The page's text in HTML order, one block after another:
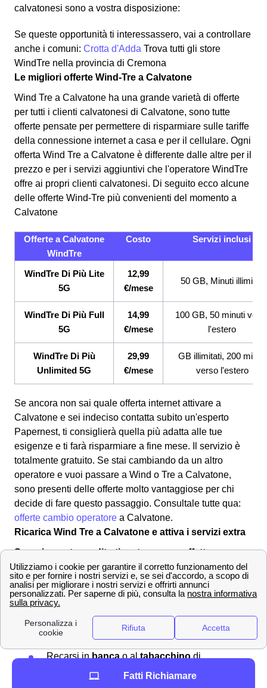
calvatonesi sono a vostra disposizione:
Se queste opportunità ti interessassero, vai a controllare
anche i comuni: Crotta d'Adda Trova tutti gli store
WindTre nella provincia di Cremona
Le migliori offerte Wind-Tre a Calvatone
Wind Tre a Calvatone ha una grande varietà di offerte
per tutti i clienti calvatonesi di Calvatone, sono tutte
offerte pensate per permettere di risparmiare sulle tariffe
della connessione internet a casa e per il cellulare. Ogni
offerta Wind Tre a Calvatone è differente dalle altre per il
prezzo e per i servizi aggiuntivi che l'operatore WindTre
offre ai propri clienti calvatonesi. Di seguito ecco alcune
delle offerte Wind-Tre più convenienti del momento a
Calvatone
Offerte a Calvatone
WindTre
Costo Servizi inclusi
WindTre Di Più Lite
5G
12,99
€/mese
50 GB, Minuti illimitati
WindTre Di Più Full
5G
14,99
€/mese
100 GB, 50 minuti
l'estero
WindTre Di Più
Unlimited 5G
29,99
€/mese
GB illimitati, 200 minuti
verso l'estero
Se ancora non sai quale offerta internet attivare a
Calvatone e sei indeciso contatta subito un'esperto
Papernest, ti consiglierà quella più adatta alle tue
esigenze e ti farà risparmiare a fine mese. Il servizio è
totalmente gratuito. Se stai cambiando da un altro
operatore e vuoi passare a Wind o Tre a Calvatone,
sono presenti delle offerte molto vantaggiose per chi
decide di fare questo passaggio. Consultale tutte qua:
offerte cambio operatore a Calvatone.
Ricarica Wind Tre a Calvatone e attiva i servizi extra
Scopri quanto credito ti resta e come effettuare una
ricarica con Wind-Tre a Calvatone
Ricaricareil proprio numero di telefono a Calvatone
significa rimediare ad un credito residuo troppo basso o
inesistente sulla vostra sim Wind-Tre. Per effettuare una
ricarica si può:
Recarsi inbancao altabacchinodi
Calvatone
Fatti Richiamare